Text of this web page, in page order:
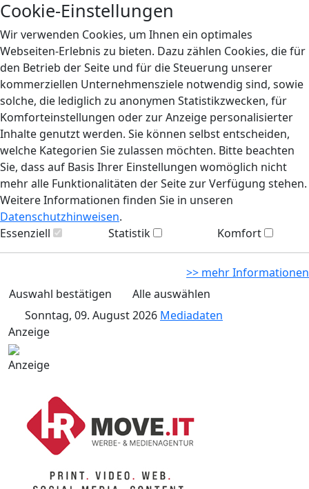
Cookie-Einstellungen
Wir verwenden Cookies, um Ihnen ein optimales
Webseiten-Erlebnis zu bieten. Dazu zählen Cookies, die für
den Betrieb der Seite und für die Steuerung unserer
kommerziellen Unternehmensziele notwendig sind, sowie
solche, die lediglich zu anonymen Statistikzwecken, für
Komforteinstellungen oder zur Anzeige personalisierter
Inhalte genutzt werden. Sie können selbst entscheiden,
welche Kategorien Sie zulassen möchten. Bitte beachten
Sie, dass auf Basis Ihrer Einstellungen womöglich nicht
mehr alle Funktionalitäten der Seite zur Verfügung stehen.
Weitere Informationen finden Sie in unseren
Datenschutzhinweisen.
Essenziell
Statistik Komfort
>> mehr Informationen
Auswahl bestätigen
Alle auswählen
Sonntag, 09. August 2026 Mediadaten
Anzeige
Anzeige